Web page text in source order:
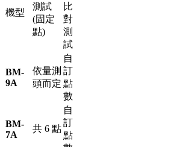
機型
測試
(固定
點)
比
對
測
試
BM-
9A
依量測
頭而定
自
訂
點
數
BM-
7A
共 6 點
自
訂
點